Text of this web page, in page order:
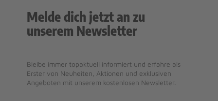
Melde dich jetzt an zu
unserem Newsletter
Bleibe immer topaktuell informiert und erfahre als
Erster von Neuheiten, Aktionen und exklusiven
Angeboten mit unserem kostenlosen Newsletter.